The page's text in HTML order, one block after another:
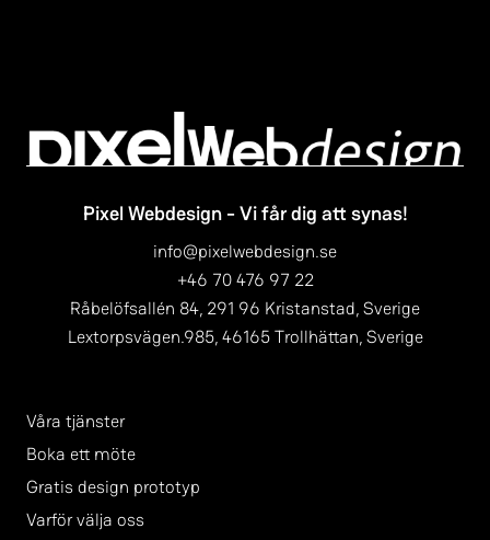
Pixel Webdesign - Vi får dig att synas!
info@pixelwebdesign.se
+46 70 476 97 22
Råbelöfsallén 84, 291 96 Kristanstad, Sverige
Lextorpsvägen.985, 46165 Trollhättan, Sverige
Våra tjänster
Boka ett möte
Gratis design prototyp
Varför välja oss